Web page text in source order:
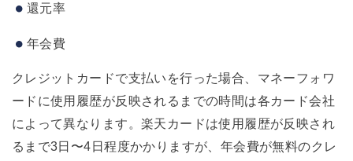
還元率
年会費
クレジットカードで支払いを行った場合、マネーフォワ
ードに使用履歴が反映されるまでの時間は各カード会社
によって異なります。楽天カードは使用履歴が反映され
るまで3日〜4日程度かかりますが、年会費が無料のクレ